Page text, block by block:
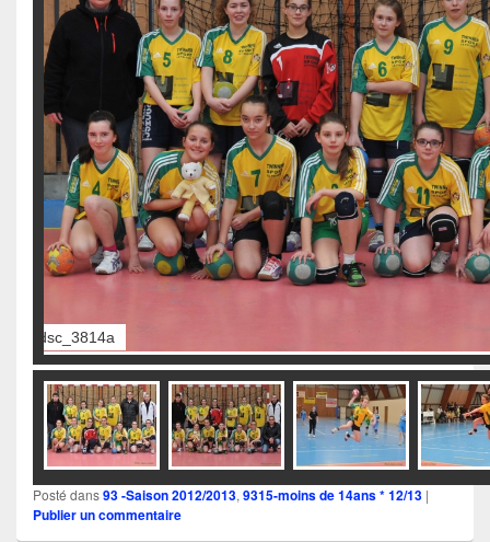
dsc_3819a
Posté dans93 -Saison 2012/2013, 9315-moins de 14ans * 12/13 |
Publier un commentaire